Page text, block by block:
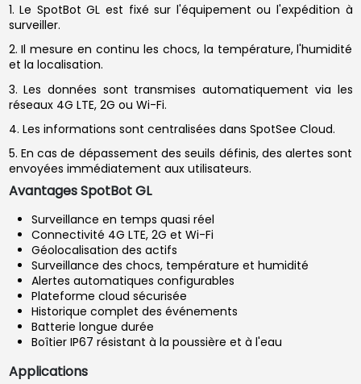
1. Le SpotBot GL est fixé sur l'équipement ou l'expédition à
surveiller.
2. Il mesure en continu les chocs, la température, l'humidité
et la localisation.
3. Les données sont transmises automatiquement via les
réseaux 4G LTE, 2G ou Wi-Fi.
4. Les informations sont centralisées dans SpotSee Cloud.
5. En cas de dépassement des seuils définis, des alertes sont
envoyées immédiatement aux utilisateurs.
Avantages SpotBot GL
Surveillance en temps quasi réel
Connectivité 4G LTE, 2G et Wi-Fi
Géolocalisation des actifs
Surveillance des chocs, température et humidité
Alertes automatiques configurables
Plateforme cloud sécurisée
Historique complet des événements
Batterie longue durée
Boîtier IP67 résistant à la poussière et à l'eau
Applications